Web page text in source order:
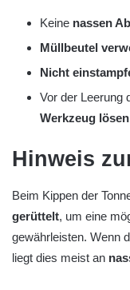
Keine nassen
Müllbeutel
Nicht
Vor der Leerung
Werkzeug lösen
Hinweis
Beim Kippen der
gerüttelt, um eine
gewährleisten. Wenn
liegt dies meist an